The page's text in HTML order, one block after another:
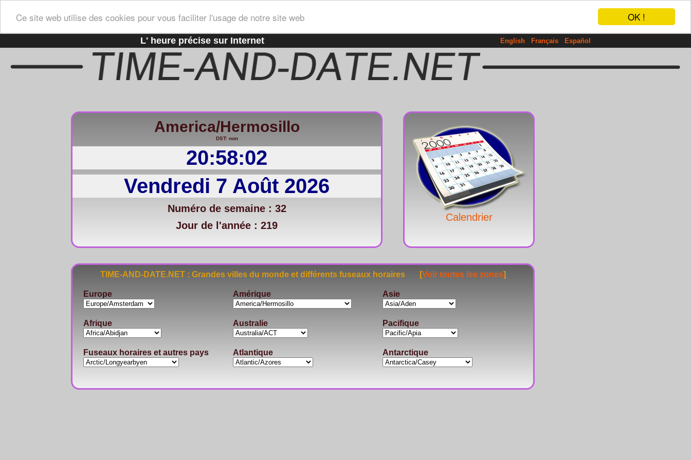
OK !
Ce site web utilise des cookies pour vous faciliter l'usage de notre site web
L' heure précise sur Internet English Français Español
America/Hermosillo
DST: non
20:58:02
Vendredi 7 Août 2026
Numéro de semaine : 32
Jour de l'année : 219
Calendrier
TIME-AND-DATE.NET : Grandes villes du monde et différents fuseaux horaires [Voir toutes les zones]
Europe Amérique Asie
Afrique Australie Pacifique
Fuseaux horaires et autres pays Atlantique Antarctique